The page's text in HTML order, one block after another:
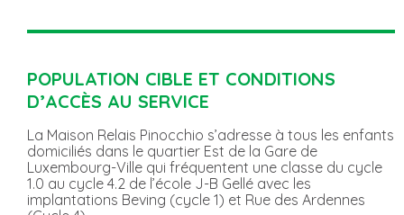
POPULATION CIBLE ET CONDITIONS
D’ACCÈS AU SERVICE
La Maison Relais Pinocchio s’adresse à tous les enfants
domiciliés dans le quartier Est de la Gare de
Luxembourg-Ville qui fréquentent une classe du cycle
1.0 au cycle 4.2 de l’école J-B Gellé avec les
implantations Beving (cycle 1) et Rue des Ardennes